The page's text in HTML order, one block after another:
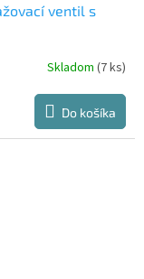
ventil s
Skladom(7 ks)
Do košíka